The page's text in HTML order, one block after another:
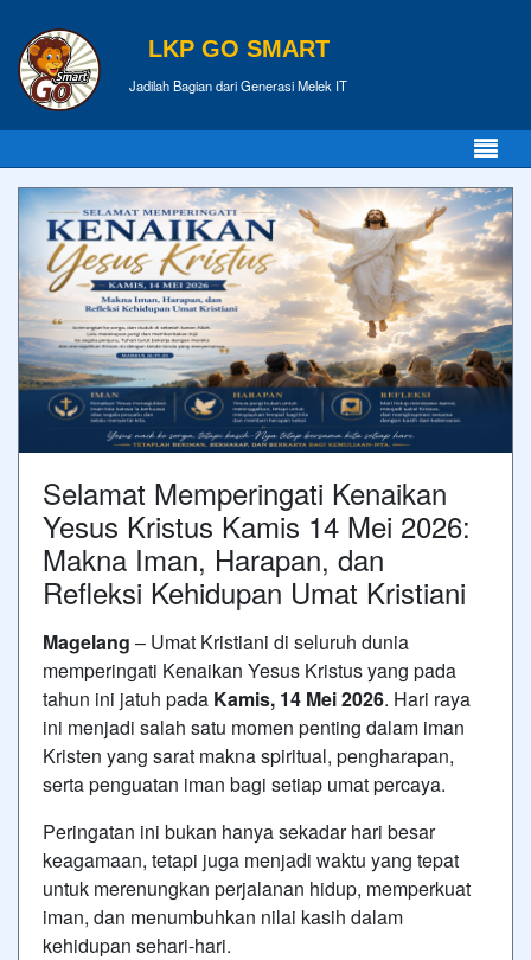
LKP GO SMART
Jadilah Bagian dari Generasi Melek IT
Selamat Memperingati Kenaikan
Yesus Kristus Kamis 14 Mei 2026:
Makna Iman, Harapan, dan
Refleksi Kehidupan Umat Kristiani
Magelang – Umat Kristiani di seluruh dunia
memperingati Kenaikan Yesus Kristusyang pada
tahun ini jatuh pada Kamis, 14 Mei 2026. Hari raya
ini menjadi salah satu momen penting dalam iman
Kristen yang sarat makna spiritual, pengharapan,
serta penguatan iman bagi setiap umat percaya.
Peringatan ini bukan hanya sekadar hari besar
keagamaan, tetapi juga menjadi waktu yang tepat
untuk merenungkan perjalanan hidup, memperkuat
iman, dan menumbuhkan nilai kasih dalam
kehidupan sehari-hari.